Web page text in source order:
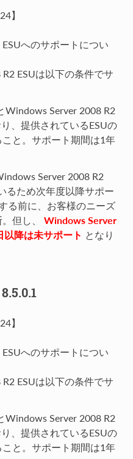
】
へのサポートについ
ESUは以下の条件でサ
Server 2008 R2
、提供されているESUの
と。サポート期間は1年
Server 2008 R2
るため次年度以降サポー
る前に、お客様のニーズ
但し、 Windows Server
降は未サポート となり
】
へのサポートについ
ESUは以下の条件でサ
Server 2008 R2
、提供されているESUの
と。サポート期間は1年